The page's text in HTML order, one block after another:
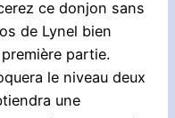
ce donjon sans
de Lynel bien
partie.
le niveau deux
une